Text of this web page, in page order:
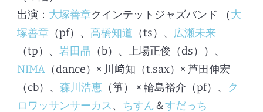
出演： 大塚善章クインテットジャズバンド （大
塚善章 （pf）、 高橋知道 （ts）、 広瀬未来
（tp）、 岩田晶 （b）、上場正俊（ds））、
NIMA （dance）× 川﨑知（t.sax）× 芦田伸宏
（cb）、 森川浩恵 （箏） × 輪島裕介（pf）、 ク
ロワッサンサーカス、 ちすん＆すだっち